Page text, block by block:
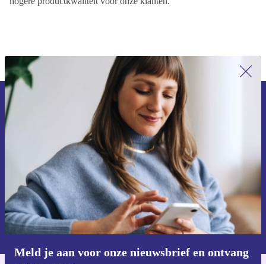
platform bevordert. Dit leidt uiteindelijk tot betere prijzen en
Meld je aan voor onze nieuwsbrief en
ontvang €15 korting!
Mis nooit meer een aanbieding.
Voucher aanvragen
Informatie over het gebruik van persoonsgegevens vind je in ons
privacybeleid.